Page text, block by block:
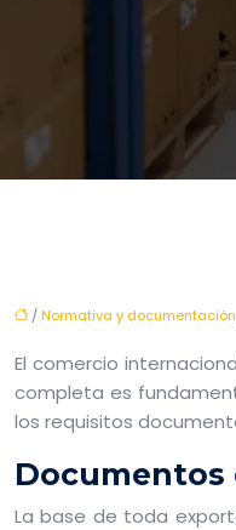
/Normativa y documentación
El comercio
completa es
los requisitos
Documentos
La base de toda